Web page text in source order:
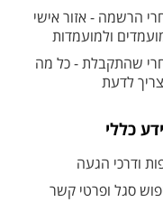
הרשמה - אזור אישי
ולמועמדות
שהתקבלת - כל מה
לדעת
כללי
ודרכי הגעה
סגל ופרטי קשר